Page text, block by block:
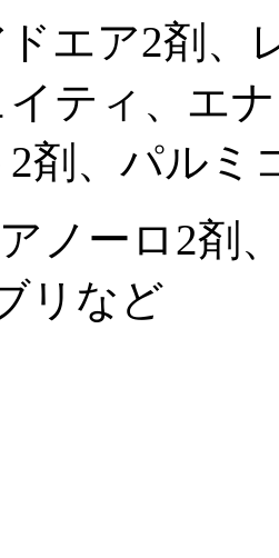
ドエア2剤、
ティ、エ
剤、パルミ
アノーロ2剤
リなど